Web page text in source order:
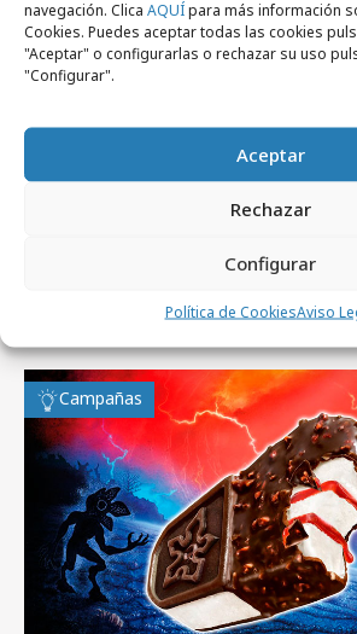
navegación. Clica AQUÍpara más información
Cookies. Puedes aceptar todas las cookies
"Aceptar" o configurarlas o rechazar su uso
"Configurar".
Aceptar
Rechazar
Configurar
Política de CookiesAviso
lunes, 13 de julio 2026
Artículos
Campañas